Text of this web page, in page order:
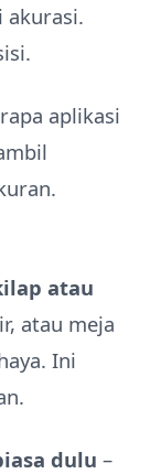
akurasi.
aplikasi
atau
atau meja
Ini
dulu –